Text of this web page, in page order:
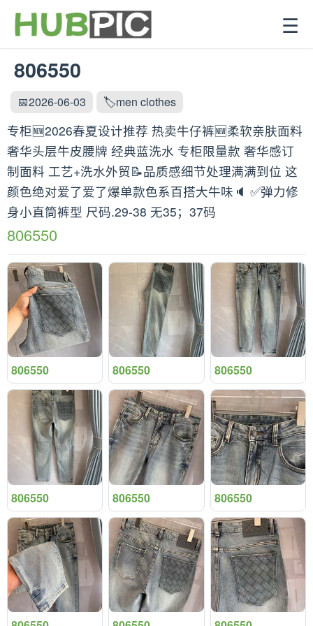
☰
806550
📅2026-06-03 🏷️men clothes
专柜🆕2026春夏设计推荐 热卖牛仔裤🆕柔软亲肤面料
奢华头层牛皮腰牌 经典蓝洗水 专柜限量款 奢华感订
制面料 工艺+洗水外贸📝品质感细节处理满满到位 这
颜色绝对爱了爱了爆单款色系百搭大牛味🔈 ✅弹力修
身小直筒裤型 尺码.29-38 无35；37码
806550
806550 806550 806550
806550 806550 806550